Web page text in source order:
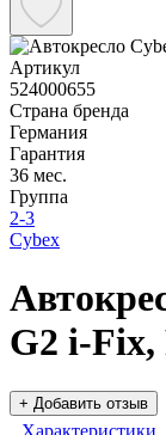
Артикул
524000655
Страна бренда
Германия
Гарантия
36 мес.
Группа
2-3
Cybex
G2 i-Fix,
+ Добавить отзыв
Характеристики